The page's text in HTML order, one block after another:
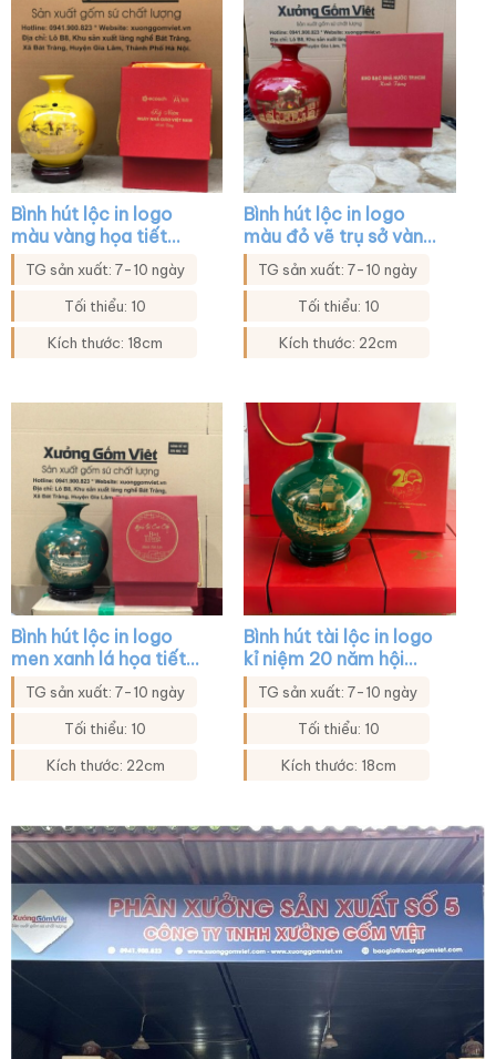
Bình hút lộc in logo
màu vàng họa tiết
thuyền buồm in decal
vàng XG-BHL02
TG sản xuất: 7-10 ngày
Tối thiểu: 10
Kích thước: 18cm
Bình hút lộc in logo
màu đỏ vẽ trụ sở vàng
kim XG-BHL47
TG sản xuất: 7-10 ngày
Tối thiểu: 10
Kích thước: 22cm
Bình hút lộc in logo
men xanh lá họa tiết
thuyền buồm XG-
BHL29
TG sản xuất: 7-10 ngày
Tối thiểu: 10
Kích thước: 22cm
Bình hút tài lộc in logo
kỉ niệm 20 năm hội
khóa màu xanh lá họa
tiết thuận buồm xuôi
gió XG-BHL40
TG sản xuất: 7-10 ngày
Tối thiểu: 10
Kích thước: 18cm